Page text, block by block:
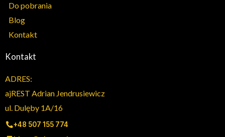
Do pobrania
Blog
Kontakt
Kontakt
ADRES:
ajREST Adrian Jendrusiewicz
ul. Dulęby 1A/16
+48 507 155 774